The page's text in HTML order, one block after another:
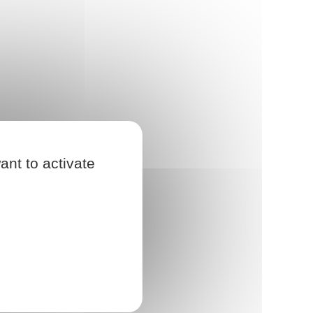
to activate